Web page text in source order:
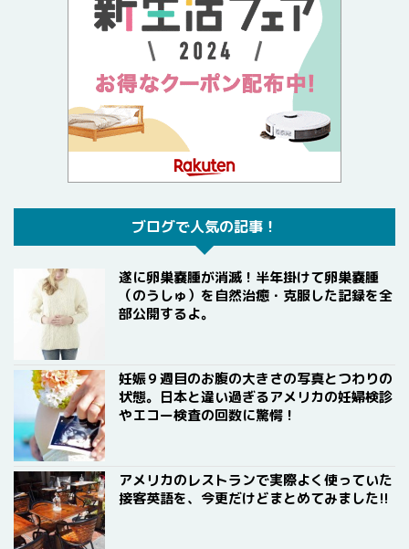
ブログで人気の記事！
遂に卵巣嚢腫が消滅！半年掛けて卵巣嚢腫
（のうしゅ）を自然治癒・克服した記録を全
部公開するよ。
妊娠９週目のお腹の大きさの写真とつわりの
状態。日本と違い過ぎるアメリカの妊婦検診
やエコー検査の回数に驚愕！
アメリカのレストランで実際よく使っていた
接客英語を、今更だけどまとめてみました!!